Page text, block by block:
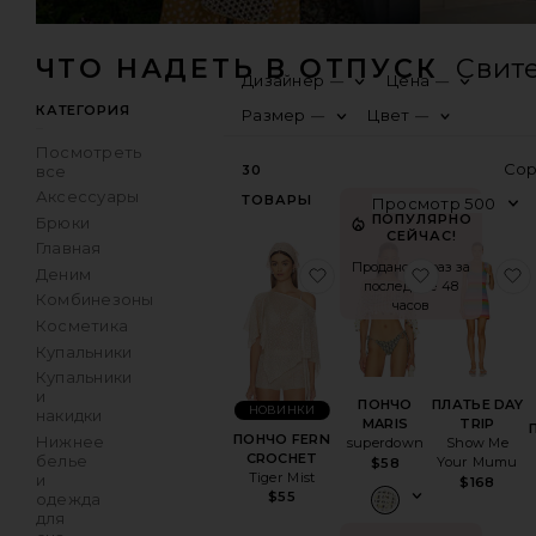
ЧТО НАДЕТЬ В ОТПУСК
КАТЕГОРИЯ
Посмотреть
все
Аксессуары
Брюки
Главная
Деним
Комбинезоны
Косметика
Купальники
Купальники
и
накидки
Нижнее
белье
и
одежда
для
Дизайнер —
Цена—
Размер —
Цвет —
30
ТОВАРЫ
ПОНЧО FERN
CROCHET
Tiger Mist
$55
НОВИНКИ
избранноеПОНЧО
ПОПУЛЯРНО
СЕЙЧАС!
Продано 12 раз за
последние 48
часов
ПОНЧО
MARIS
superdown
$58
ПЛАТЬЕ DAY
TRIP
Show Me
Your Mumu
$168